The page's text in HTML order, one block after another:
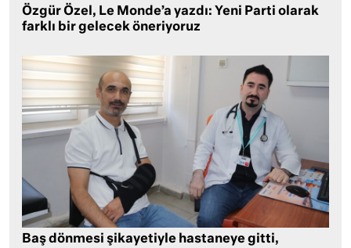
Özgür Özel, Le Monde’a yazdı: Yeni Parti olarak
farklı bir gelecek öneriyoruz
Baş dönmesi şikayetiyle hastaneye gitti,